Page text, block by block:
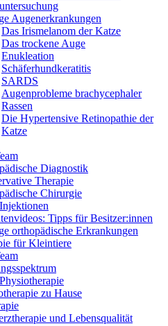
Augenerkrankungen
Das Irismelanom der Katze
Das trockene Auge
Enukleation
Schäferhundkeratitis
SARDS
Augenprobleme brachycephaler
Rassen
Die Hypertensive Retinopathie der
Katze
Diagnostik
Therapie
Chirurgie
Tipps für Besitzer:innen
orthopädische Erkrankungen
für Kleintiere
zu Hause
und Lebensqualität